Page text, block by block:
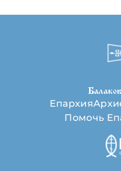
Епархия
Помочь